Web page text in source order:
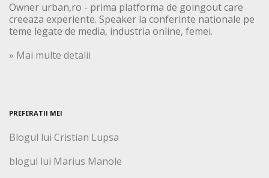
Owner urban,ro - prima platforma de goingout care
creeaza experiente. Speaker la conferinte nationale pe
teme legate de media, industria online, femei.
» Mai multe detalii
PREFERATII MEI
Blogul lui Cristian Lupsa
blogul lui Marius Manole